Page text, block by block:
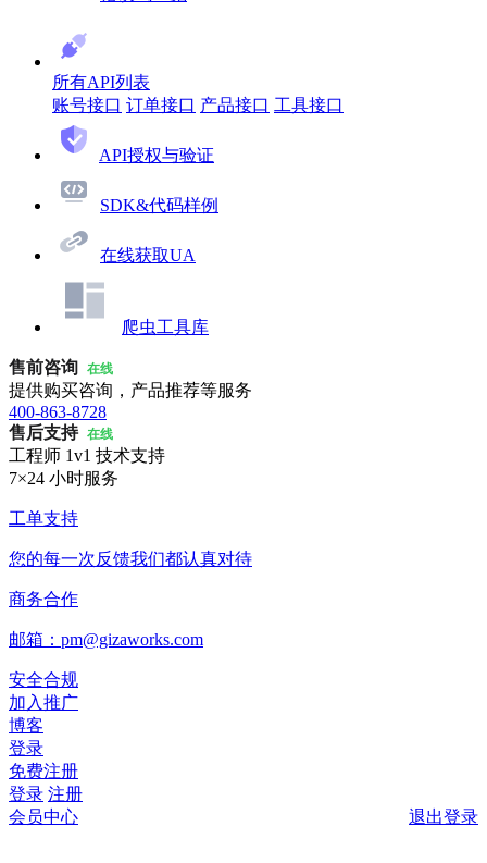
所有API列表
账号接口 订单接口 产品接口 工具接口
API授权与验证
SDK&代码样例
在线获取UA
爬虫工具库
售前咨询 在线
提供购买咨询，产品推荐等服务
400-863-8728
售后支持 在线
工程师 1v1 技术支持
7×24 小时服务
工单支持
您的每一次反馈我们都认真对待
商务合作
邮箱：pm@gizaworks.com
安全合规
加入推广
博客
登录
免费注册
登录 注册
会员中心
退出登录